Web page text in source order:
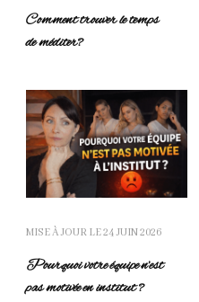
Comment trouver le temps
de méditer?
MISE À JOUR LE24 JUIN 2026
Pourquoi votre équipe n’est
pas motivée en institut ?